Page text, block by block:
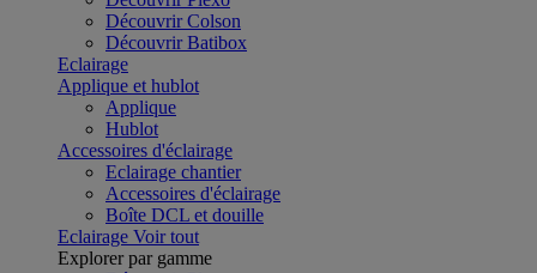
Découvrir Colson
Découvrir Batibox
Eclairage
Applique et hublot
Applique
Hublot
Accessoires d'éclairage
Eclairage chantier
Accessoires d'éclairage
Boîte DCL et douille
Eclairage Voir tout
Explorer par gamme